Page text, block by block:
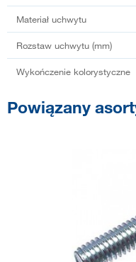
Materiał uchwytu
Rozstaw uchwytu (mm)
Wykończenie kolorystyczne
Powiązany